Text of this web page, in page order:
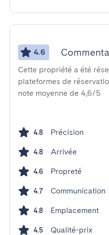
4.6
Cette propriété a été
plateformes de
note moyenne de 4,6/5
4.8 Précision
4.8 Arrivée
4.6 Propreté
4.7 Communication
4.8 Emplacement
4.5 Qualité-prix